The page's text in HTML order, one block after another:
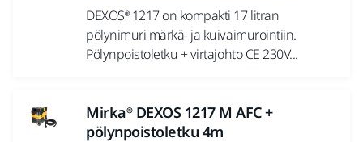
DEXOS® 1217 on kompakti 17 litran
pölynimuri märkä- ja kuivaimurointiin.
Pölynpoistoletku + virtajohto CE 230V...
Mirka® DEXOS 1217 M AFC +
pölynpoistoletku 4m